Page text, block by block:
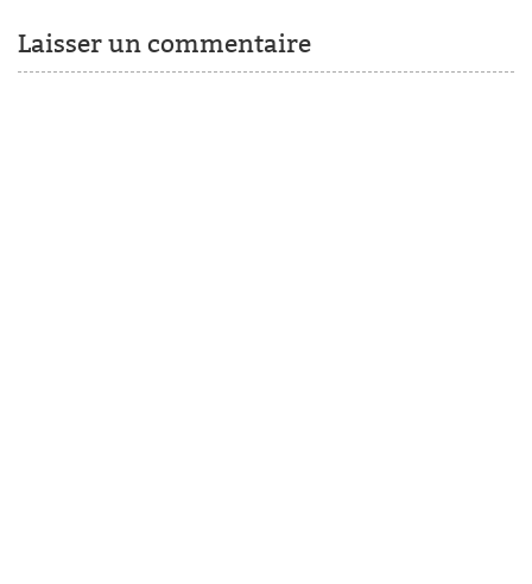
Laisser un commentaire